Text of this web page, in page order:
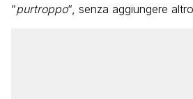
“purtroppo“, senza aggiungere